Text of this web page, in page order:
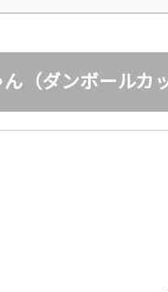
（ダンボールカ